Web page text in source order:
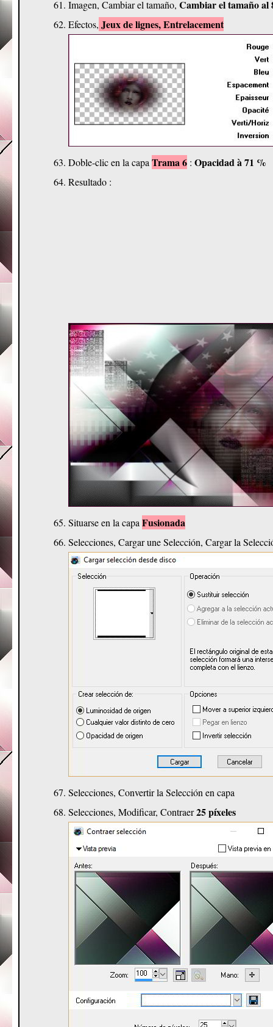
Imagen, Cambiar el tamaño, Cambiar el tamaño al
Efectos, Jeux de lignes, Entrelacement
Doble-clic en la capa Trama 6 : Opacidad à 71 %
Resultado :
Situarse en la capa Fusionada
Selecciones, Cargar une Selección, Cargar la
Selecciones, Convertir la Selección en capa
Selecciones, Modificar, Contraer25 píxeles